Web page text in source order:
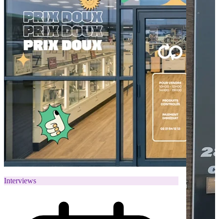
Interviews